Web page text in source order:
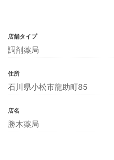
店舗タイプ
調剤薬局
住所
石川県小松市龍助町85
店名
勝木薬局